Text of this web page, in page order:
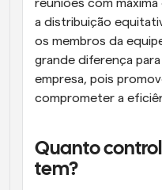
reuniões com
a distribuição
os membros da
grande diferença
empresa, pois
comprometer a
Quanto
tem?